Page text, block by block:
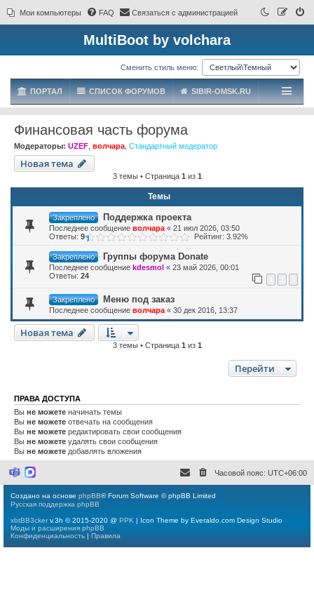
Мои компьютеры FAQ Связаться с администрацией
MultiBoot by volchara
Сменить стиль меню:
ПОРТАЛ СПИСОК ФОРУМОВ SIBIR-OMSK.RU
Финансовая часть форума
Модераторы: UZEF волчара Стандартный модератор
Новая тема
3 темы • Страница 1 из 1
Темы
Закреплено Поддержка проекта
Последнее сообщение волчара « 21 июл 2026, 03:50
Ответы: 9 Рейтинг: 3.92%
Закреплено Группы форума Donate
Последнее сообщение kdesmol « 23 май 2026, 00:01
Ответы: 24
Закреплено Меню под заказ
Последнее сообщение волчара « 30 дек 2016, 13:37
Новая тема
3 темы • Страница 1 из 1
Перейти
ПРАВА ДОСТУПА
Вы не можете начинать темы
Вы не можете отвечать на сообщения
Вы не можете редактировать свои сообщения
Вы не можете удалять свои сообщения
Вы не можете добавлять вложения
M
r
o
o
f
t
M
Часовой пояс: UTC+06:00
Создано на основе phpBB® Forum Software © phpBB Limited
Русская поддержка phpBB
xbtBB3ckerv.3h © 2015-2020 @ PPK | Icon Theme by Everaldo.com Design Studio
Моды и расширения phpBB
Конфиденциальность | Правила